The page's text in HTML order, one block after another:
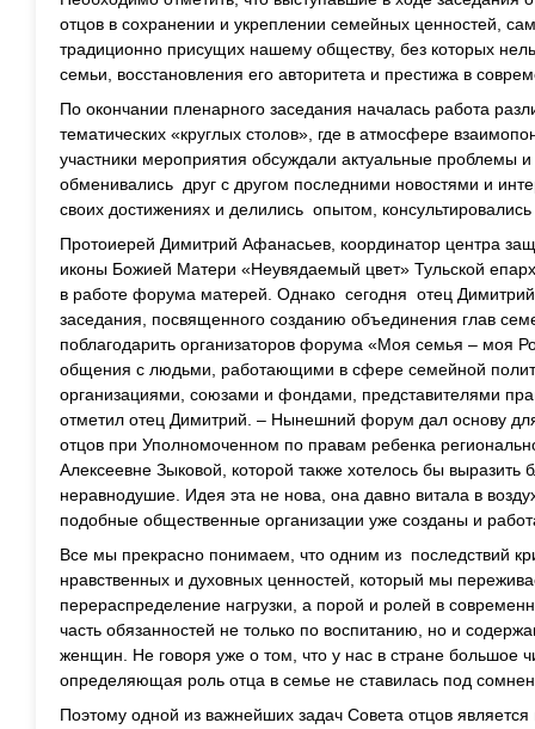
отцов в сохранении и укреплении семейных ценностей,
традиционно присущих нашему обществу, без которых
семьи, восстановления его авторитета и престижа в
По окончании пленарного заседания началась работа
тематических «круглых столов», где в атмосфере
участники мероприятия обсуждали актуальные проблемы
обменивались друг с другом последними новостями и
своих достижениях и делились опытом,
Протоиерей Димитрий Афанасьев, координатор центра
иконы Божией Матери «Неувядаемый цвет» Тульской
в работе форума матерей. Однако сегодня отец
заседания, посвященного созданию объединения глав
поблагодарить организаторов форума «Моя семья – моя
общения с людьми, работающими в сфере семейной
организациями, союзами и фондами, представителями
отметил отец Димитрий. – Нынешний форум дал основу
отцов при Уполномоченном по правам ребенка
Алексеевне Зыковой, которой также хотелось бы выразить
неравнодушие. Идея эта не нова, она давно витала в
подобные общественные организации уже созданы и
Все мы прекрасно понимаем, что одним из последствий
нравственных и духовных ценностей, который мы
перераспределение нагрузки, а порой и ролей в
часть обязанностей не только по воспитанию, но и
женщин. Не говоря уже о том, что у нас в стране большое
определяющая роль отца в семье не ставилась под
Поэтому одной из важнейших задач Совета отцов